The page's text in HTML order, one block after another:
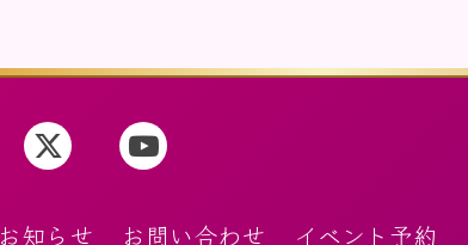
お知らせ お問い合わせ イベント予約